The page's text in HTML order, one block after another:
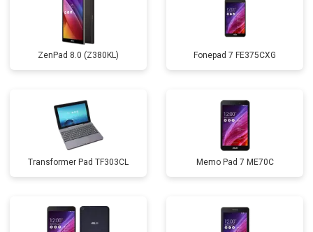
ZenPad 8.0 (Z380KL) Fonepad 7 FE375CXG
Transformer Pad TF303CL Memo Pad 7 ME70C